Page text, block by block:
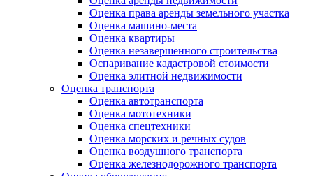
Оценка права аренды земельного участка
Оценка машино-места
Оценка квартиры
Оценка незавершенного строительства
Оспаривание кадастровой стоимости
Оценка элитной недвижимости
Оценка транспорта
Оценка автотранспорта
Оценка мототехники
Оценка спецтехники
Оценка морских и речных судов
Оценка воздушного транспорта
Оценка железнодорожного транспорта